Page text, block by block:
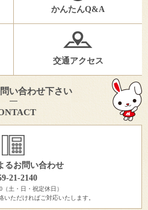
かんたんQ&A
交通アクセス
い合わせ下さい
るお問い合わせ
21-2140
（土・日・祝定休日）
ただければご対応いたします。